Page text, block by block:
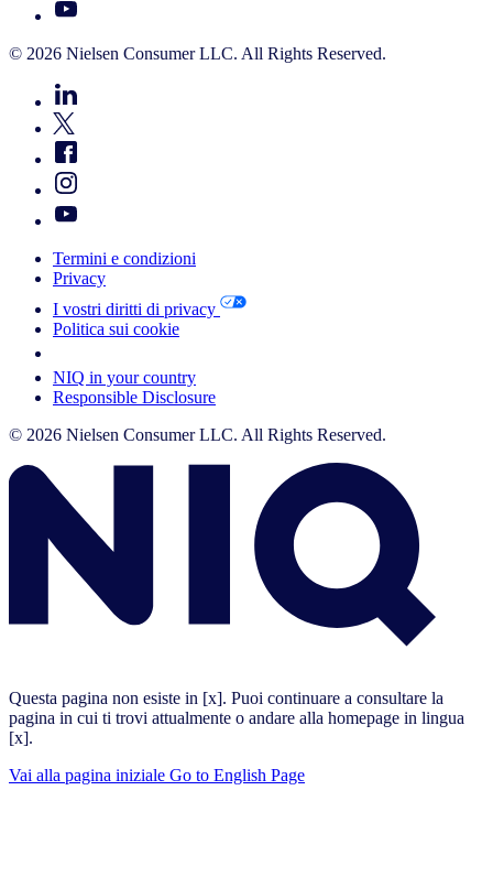
© 2026 Nielsen Consumer LLC. All Rights Reserved.
Termini e condizioni
Privacy
I vostri diritti di privacy
Politica sui cookie
NIQ in your country
Responsible Disclosure
© 2026 Nielsen Consumer LLC. All Rights Reserved.
Questa pagina non esiste in [x]. Puoi continuare a consultare la
pagina in cui ti trovi attualmente o andare alla homepage in lingua
[x].
Vai alla pagina iniziale Go to English Page